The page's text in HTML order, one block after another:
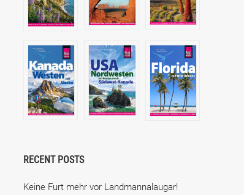
RECENT POSTS
Keine Furt mehr vor Landmannalaugar!